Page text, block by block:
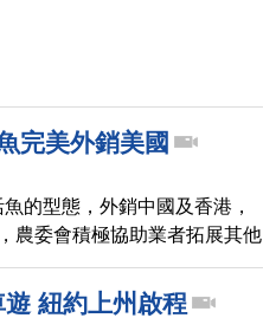
完美外銷美國
的型態，外銷中國及香港，
農委會積極協助業者拓展其他
過的石斑魚，一共5公噸封櫃
，台灣政府大力度加強冷
就是國家隊。
遊 紐約上州啟程